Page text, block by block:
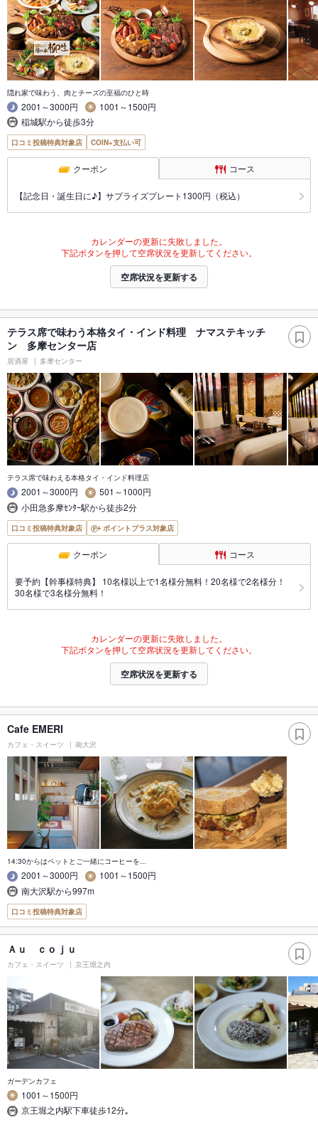
隠れ家で味わう、肉とチーズの至福のひと時
2001～3000円
1001～1500円
稲城駅から徒歩3分
口コミ投稿特典対象店 COIN+支払い可
クーポン コース
【記念日・誕生日に♪】サプライズプレート1300円（税込）
カレンダーの更新に失敗しました。
下記ボタンを押して空席状況を更新してください。
空席状況を更新する
テラス席で味わう本格タイ・インド料理 ナマステキッチ
ン 多摩センター店
居酒屋 多摩センター
テラス席で味わえる本格タイ・インド料理店
2001～3000円
501～1000円
小田急多摩ｾﾝﾀｰ駅から徒歩2分
口コミ投稿特典対象店 ポイントプラス対象店
クーポン コース
要予約【幹事様特典】 10名様以上で1名様分無料！20名様で2名様分！
30名様で3名様分無料！
カレンダーの更新に失敗しました。
下記ボタンを押して空席状況を更新してください。
空席状況を更新する
Cafe EMERI
カフェ・スイーツ 南大沢
14:30からはペットとご一緒にコーヒーを...
2001～3000円
1001～1500円
南大沢駅から997m
口コミ投稿特典対象店
Ａｕ ｃｏｊｕ
カフェ・スイーツ 京王堀之内
ガーデンカフェ
1001～1500円
京王堀之内駅下車徒歩12分｡